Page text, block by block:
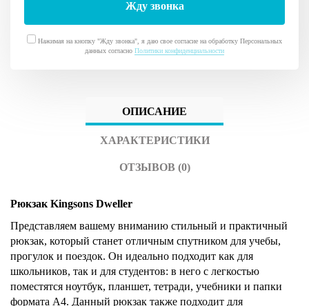
Нажимая на кнопку "Жду звонка", я даю свое согласие на обработку Персональных
данных согласно Политики конфиденциальности
ОПИСАНИЕ
ХАРАКТЕРИСТИКИ
ОТЗЫВОВ (0)
Рюкзак Kingsons Dweller
Представляем вашему вниманию стильный и практичный
рюкзак, который станет отличным спутником для учебы,
прогулок и поездок. Он идеально подходит как для
школьников, так и для студентов: в него с легкостью
поместятся ноутбук, планшет, тетради, учебники и папки
формата A4. Данный рюкзак также подходит для